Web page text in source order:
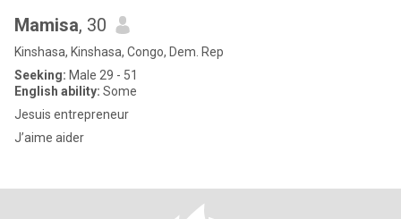
Mamisa, 30
Kinshasa, Kinshasa, Congo, Dem. Rep
Seeking: Male 29 - 51
English ability: Some
Jesuis entrepreneur
J’aime aider